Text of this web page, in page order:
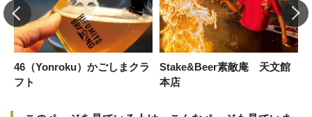
46（Yonroku）かごしまクラ
フト
Stake&Beer素敵庵 天文館
本店